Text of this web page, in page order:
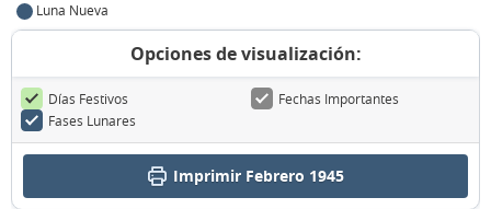
Luna Nueva
Opciones de visualización:
Días Festivos
Fechas Importantes
Fases Lunares
Imprimir Febrero 1945